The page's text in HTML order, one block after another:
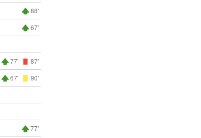
88'
67'
77' 87'
67' 90'
77'